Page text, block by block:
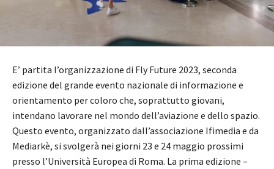
E’ partita l’organizzazione di Fly Future 2023, seconda
edizione del grande evento nazionale di informazione e
orientamento per coloro che, soprattutto giovani,
intendano lavorare nel mondo dell’aviazione e dello spazio.
Questo evento, organizzato dall’associazione Ifimedia e da
Mediarkè, si svolgerà nei giorni 23 e 24 maggio prossimi
presso l’Università Europea di Roma. La prima edizione –